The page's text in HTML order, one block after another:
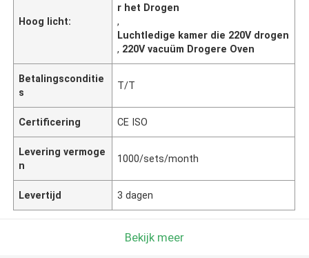
Hoog licht:
r het Drogen
,
Luchtledige kamer die 220V drogen
, 220V vacuüm Drogere Oven
Betalingsconditie
s
T/T
Certificering CE ISO
Levering vermoge
n
1000/sets/month
Levertijd 3 dagen
Bekijk meer